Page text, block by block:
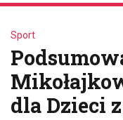
Sport
dla Dzieci